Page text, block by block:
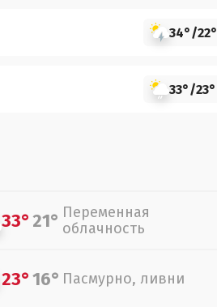
34°/22°
33°/23°
33°21° Переменная
облачность
23°16° Пасмурно, ливни